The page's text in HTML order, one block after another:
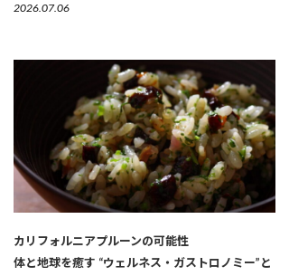
2026.07.06
カリフォルニアプルーンの可能性
体と地球を癒す “ウェルネス・ガストロノミー”と